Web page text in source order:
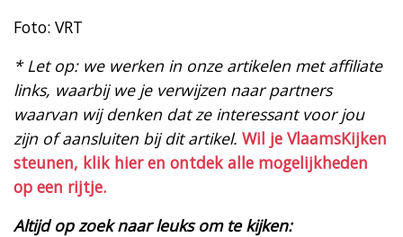
Foto: VRT
* Let op: we werken in onze artikelen met affiliate
links, waarbij we je verwijzen naar partners
waarvan wij denken dat ze interessant voor jou
zijn of aansluiten bij dit artikel. Wil je VlaamsKijken
steunen, klik hier en ontdek alle mogelijkheden
op een rijtje.
Altijd op zoek naar leuks om te kijken: